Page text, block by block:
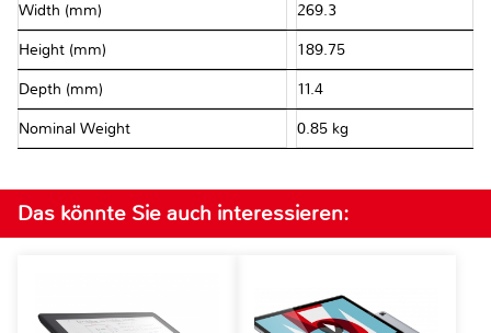
Width (mm) 269.3
Height (mm) 189.75
Depth (mm) 11.4
Nominal Weight 0.85 kg
Das könnte Sie auch interessieren: